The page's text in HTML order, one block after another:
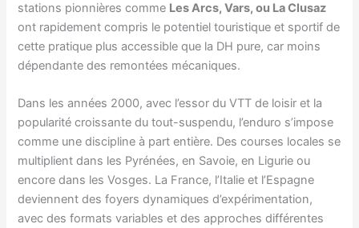
stations pionnières comme Les Arcs, Vars, ou La Clusaz
ont rapidement compris le potentiel touristique et sportif de
cette pratique plus accessible que la DH pure, car moins
dépendante des remontées mécaniques.
Dans les années 2000, avec l’essor du VTT de loisir et la
popularité croissante du tout-suspendu, l’enduro s’impose
comme une discipline à part entière. Des courses locales se
multiplient dans les Pyrénées, en Savoie, en Ligurie ou
encore dans les Vosges. La France, l’Italie et l’Espagne
deviennent des foyers dynamiques d’expérimentation,
avec des formats variables et des approches différentes